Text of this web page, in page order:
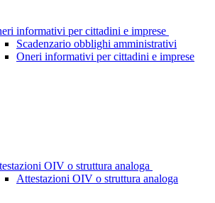
informativi per cittadini e imprese
Scadenzario obblighi amministrativi
Oneri informativi per cittadini e imprese
OIV o struttura analoga
Attestazioni OIV o struttura analoga